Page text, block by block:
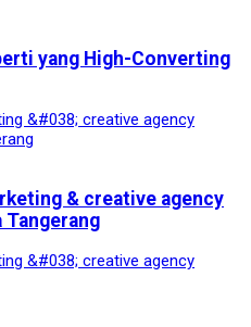
yang High-Converting
& creative agency